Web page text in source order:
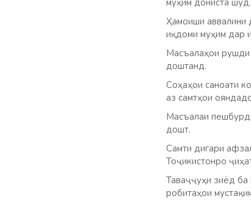
муҳим дониста шуд.
Ҳамоиши аввалини
иқдоми муҳим дар
Масъалаҳои рушди
доштанд.
Соҳаҳои саноати
аз самтҳои
Масъалаи
дошт.
Самти дигари
Тоҷикистонро
Таваҷҷуҳи зиёд ба
робитаҳои